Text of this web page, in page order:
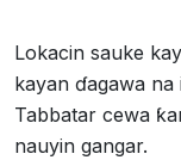
Lokacin sauke
kayan ɗagawa
Tabbatar cewa
nauyin gangar.